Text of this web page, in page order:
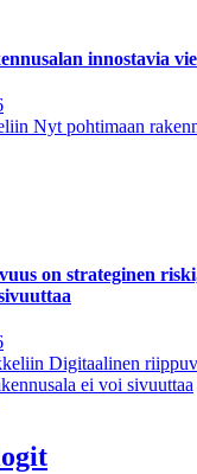
innostavia
Nyt pohtimaan
on strateginen
Digitaalinen
ei voi sivuuttaa